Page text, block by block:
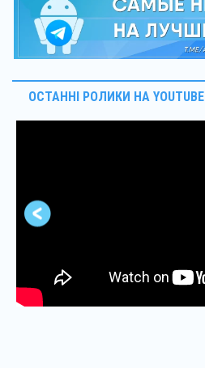
ОСТАННІ РОЛИКИ НА YOUTUBE